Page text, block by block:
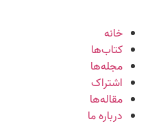
خانه
کتاب‌ها
مجله‌ها
اشتراک
مقاله‌ها
درباره ما